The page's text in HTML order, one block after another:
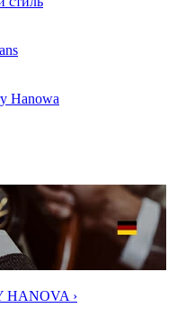
Hanowa
HANOVA ›